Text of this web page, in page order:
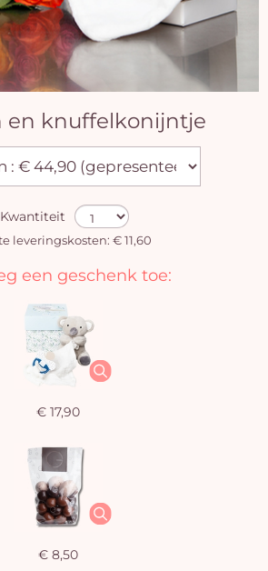
en knuffelkonijntje
Kwantiteit
leveringskosten: € 11,60
een geschenk toe:
€ 17,90
€ 8,50